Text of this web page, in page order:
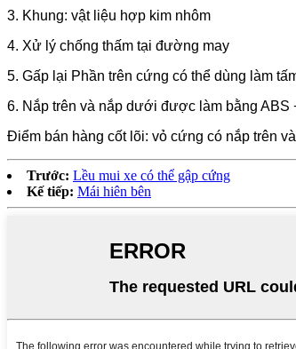
3. Khung: vật liệu hợp kim nhôm
4. Xử lý chống thấm tại đường may
5. Gấp lại Phần trên cứng có thể dùng làm
6. Nắp trên và nắp dưới được làm bằng ABS
Điểm bán hàng cốt lõi: vỏ cứng có nắp trên
Trước: Lều mui xe có thể gập cứng
Kế tiếp: Mái hiên bên